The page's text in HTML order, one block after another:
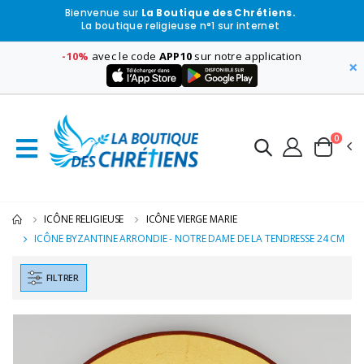
Bienvenue sur La Boutique des Chrétiens.
La boutique religieuse n°1 sur internet
-10% avec le code APP10 sur notre application
×
0
ICÔNE RELIGIEUSE
ICÔNE VIERGE MARIE
ICÔNE BYZANTINE ARRONDIE - NOTRE DAME DE LA TENDRESSE 24 CM
FILTRER